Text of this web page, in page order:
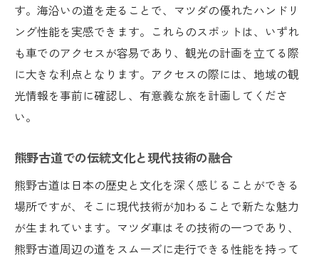
す。海沿いの道を走ることで、マツダの優れたハンドリ
ング性能を実感できます。これらのスポットは、いずれ
も車でのアクセスが容易であり、観光の計画を立てる際
に大きな利点となります。アクセスの際には、地域の観
光情報を事前に確認し、有意義な旅を計画してくださ
い。
熊野古道での伝統文化と現代技術の融合
熊野古道は日本の歴史と文化を深く感じることができる
場所ですが、そこに現代技術が加わることで新たな魅力
が生まれています。マツダ車はその技術の一つであり、
熊野古道周辺の道をスムーズに走行できる性能を持って